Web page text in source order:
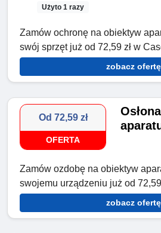
Użyto 1 razy
Zamów ochronę na obiektyw
swój sprzęt już od 72,59 zł w
zobacz ofertę
Od 72,59 zł
OFERTA
Zamów ozdobę na obiektyw
swojemu urządzeniu już od
zobacz ofertę